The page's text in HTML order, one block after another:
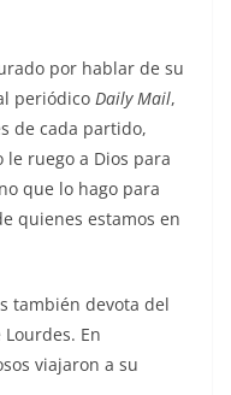
por hablar de su
periódico Daily Mail,
de cada partido,
le ruego a Dios para
que lo hago para
quienes estamos en
también devota del
En
viajaron a su